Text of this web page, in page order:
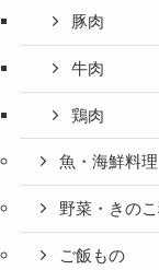
豚肉
牛肉
鶏肉
魚・海鮮料理
野菜・きの
ご飯もの